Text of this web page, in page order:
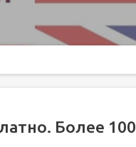
Более 100